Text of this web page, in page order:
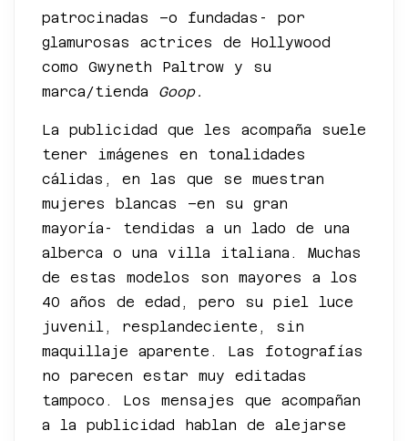
patrocinadas –o fundadas- por
glamurosas actrices de Hollywood
como Gwyneth Paltrow y su
marca/tienda Goop.
La publicidad que les acompaña suele
tener imágenes en tonalidades
cálidas, en las que se muestran
mujeres blancas –en su gran
mayoría- tendidas a un lado de una
alberca o una villa italiana. Muchas
de estas modelos son mayores a los
40 años de edad, pero su piel luce
juvenil, resplandeciente, sin
maquillaje aparente. Las fotografías
no parecen estar muy editadas
tampoco. Los mensajes que acompañan
a la publicidad hablan de alejarse